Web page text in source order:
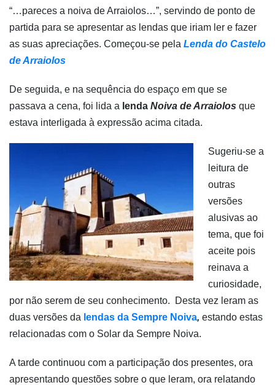
“…pareces a noiva de Arraiolos…”, servindo de ponto de
partida para se apresentar as lendas que iriam ler e fazer
as suas apreciações. Começou-se pela Lenda do Castelo
de Arraiolos
De seguida, e na sequência do espaço em que se
passava a cena, foi lida a lenda Noiva de Arraiolos que
estava interligada à expressão acima citada.
Sugeriu-se a
leitura de
outras
versões
alusivas ao
tema, que foi
aceite pois
reinava a
curiosidade,
por não serem de seu conhecimento. Desta vez leram as
duas versões da lendas da Sempre Noiva, estando estas
relacionadas com o Solar da Sempre Noiva.
A tarde continuou com a participação dos presentes, ora
apresentando questões sobre o que leram, ora relatando